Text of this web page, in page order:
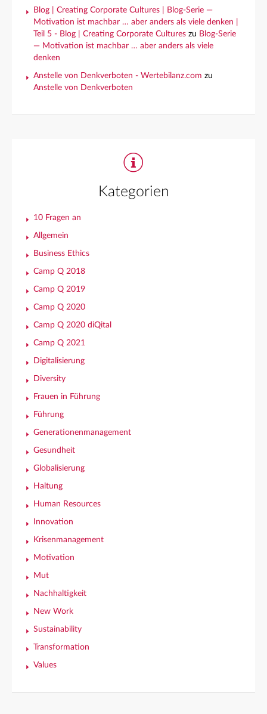
Blog | Creating Corporate Cultures | Blog-Serie —
Motivation ist machbar … aber anders als viele denken |
Teil 5 - Blog | Creating Corporate Cultures zu Blog-Serie
— Motivation ist machbar … aber anders als viele
denken
Anstelle von Denkverboten - Wertebilanz.com zu
Anstelle von Denkverboten
Kategorien
10 Fragen an
Allgemein
Business Ethics
Camp Q 2018
Camp Q 2019
Camp Q 2020
Camp Q 2020 diQital
Camp Q 2021
Digitalisierung
Diversity
Frauen in Führung
Führung
Generationenmanagement
Gesundheit
Globalisierung
Haltung
Human Resources
Innovation
Krisenmanagement
Motivation
Mut
Nachhaltigkeit
New Work
Sustainability
Transformation
Values